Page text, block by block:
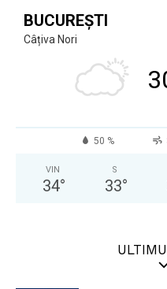
BUCUREȘTI
Câțiva Nori
50 %
VIN
34°
S
33°